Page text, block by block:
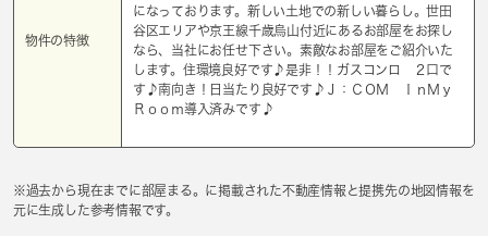
物件の特徴
になっております。新しい土地での新しい暮らし。世田
谷区エリアや京王線千歳烏山付近にあるお部屋をお探し
なら、当社にお任せ下さい。素敵なお部屋をご紹介いた
します。住環境良好です♪是非！！ガスコンロ ２口で
す♪南向き！日当たり良好です♪Ｊ：ＣＯＭ ＩｎＭｙ
Ｒｏｏｍ導入済みです♪
※過去から現在までに部屋まる。に掲載された不動産情報と提携先の地図情報を
元に生成した参考情報です。